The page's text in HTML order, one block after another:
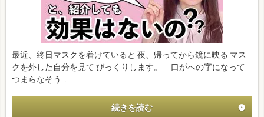
最近、終日マスクを着けていると 夜、帰ってから鏡に映る マス
クを外した自分を見て びっくりします。 口がへの字になって
つまらなそう…
続きを読む